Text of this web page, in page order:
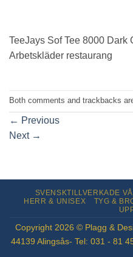
TeeJays Sof Tee 8000 Dark
Arbetskläder restaurang
Both comments and trackbacks
← Previous
Next →
SVENSKTILLVERKADE
HERR & UNISEX
TYG &
Copyright 2026 © Plagg &
44139 Alingsås- Tel: 031 - 81